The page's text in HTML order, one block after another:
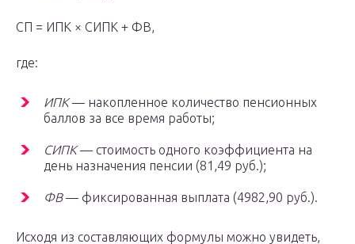
СП = ИПК × СИПК + ФВ,
где:
ИПК— накопленное количество пенсионных
баллов за все время работы;
СИПК— стоимость одного коэффициента на
день назначения пенсии (81,49 руб.);
ФВ— фиксированная выплата (4982,90 руб.).
Исходя из составляющих формулы можно увидеть,